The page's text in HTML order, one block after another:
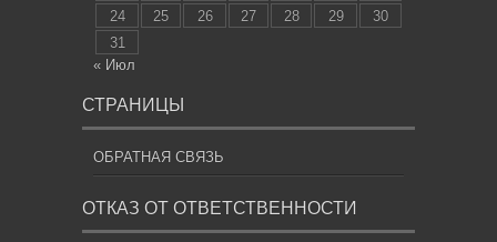
24
25 26 27 28 29
30
31
« Июл
СТРАНИЦЫ
ОБРАТНАЯ СВЯЗЬ
ОТКАЗ ОТ ОТВЕТСТВЕННОСТИ